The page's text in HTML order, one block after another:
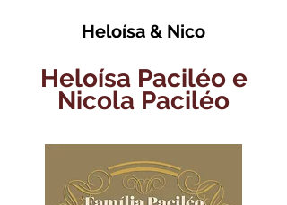
Heloísa & Nico
Heloísa Paciléo e
Nicola Paciléo